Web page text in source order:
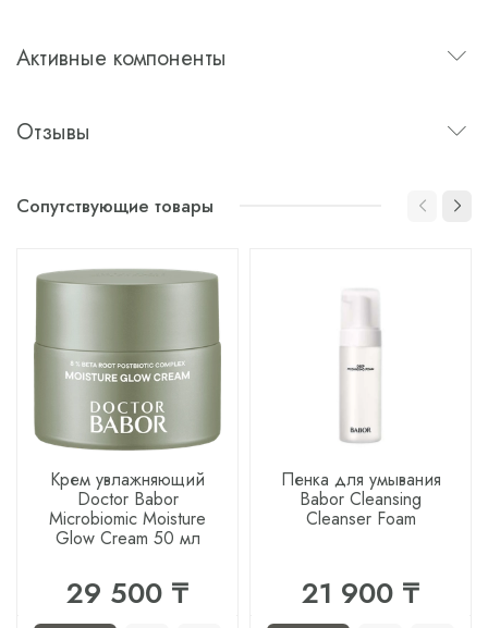
Активные компоненты
Отзывы
Сопутствующие товары
Крем увлажняющий
Doctor Babor
Microbiomic Moisture
Glow Cream 50 мл
29 500 ₸
Пенка для умывания
Babor Cleansing
Cleanser Foam
21 900 ₸